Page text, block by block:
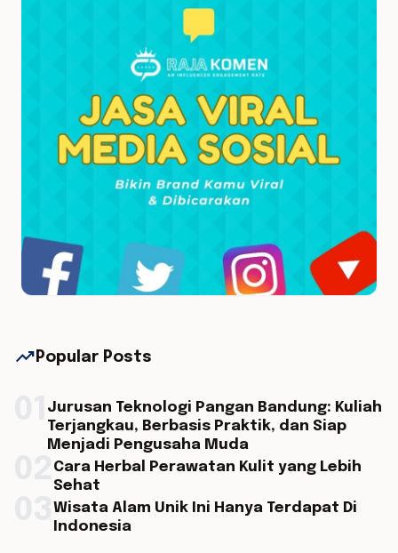
trending_up Popular Posts
Jurusan Teknologi Pangan Bandung: Kuliah
Terjangkau, Berbasis Praktik, dan Siap
Menjadi Pengusaha Muda
Cara Herbal Perawatan Kulit yang Lebih
Sehat
Wisata Alam Unik Ini Hanya Terdapat Di
Indonesia